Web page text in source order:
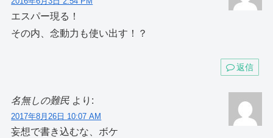
エスパー現る！
その内、念動力も使い出す！？
返信
名無しの難民 より:
2017年8月26日 10:07 AM
妄想で書き込むな、ボケ